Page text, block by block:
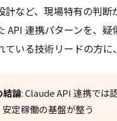
計など、現場特有の判
API 連携パターンを、
ている技術リードの方に
結論: Claude API 連携では
安定稼働の基盤が整う